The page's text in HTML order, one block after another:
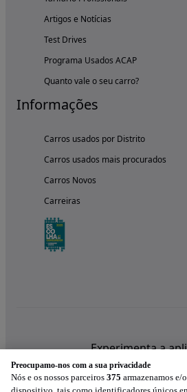
Artigos e Notícias
Test Drives
Programa Usados ACAP
Quanto vale o seu carro?
Informações
Carros usados por Distrito
Carros usados mais procurados
Carros Novos
Carreiras
Experimenta a
Preocupamo-nos com a sua privacidade
Nós e os nossos parceiros 375 armazenamos e/